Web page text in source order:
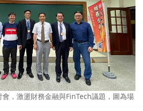
，激盪財務金融與FinTech議題，圖為場